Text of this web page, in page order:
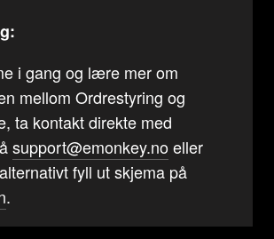
i gang og lære mer om
mellom Ordrestyring og
ta kontakt direkte med
support@emonkey.noeller
fyll ut skjema på
.